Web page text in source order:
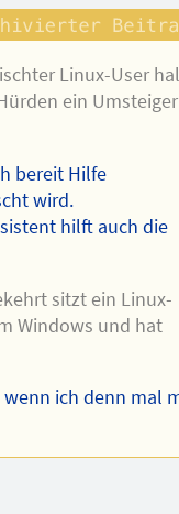
Linux-User
ein Umsteiger
bereit Hilfe
wird.
hilft auch die
sitzt ein Linux-
Windows und hat
wenn ich denn mal